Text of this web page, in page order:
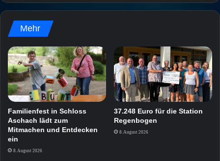
Mehr
Familienfest in Schloss
Aschach lädt zum
Mitmachen und Entdecken
ein
8. August 2026
37.248 Euro für die Station
Regenbogen
8. August 2026